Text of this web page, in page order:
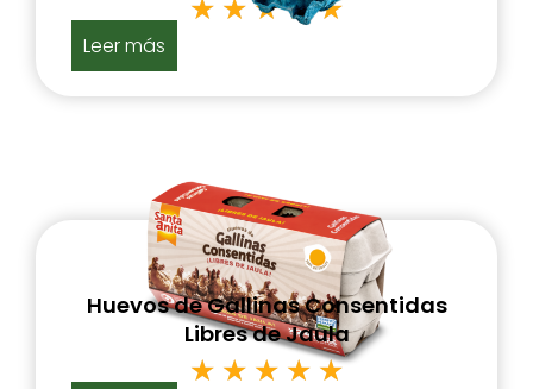
★ ★★★★
Leer más
Huevos de Gallinas Consentidas
Libres de Jaula
★ ★ ★ ★ ★